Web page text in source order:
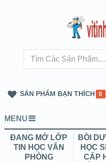
SẢN PHẨM BẠN THÍCH 0
MENU
ĐANG MỞ LỚP
TIN HỌC VĂN
PHÒNG
BỒI
HỌC
CẤP